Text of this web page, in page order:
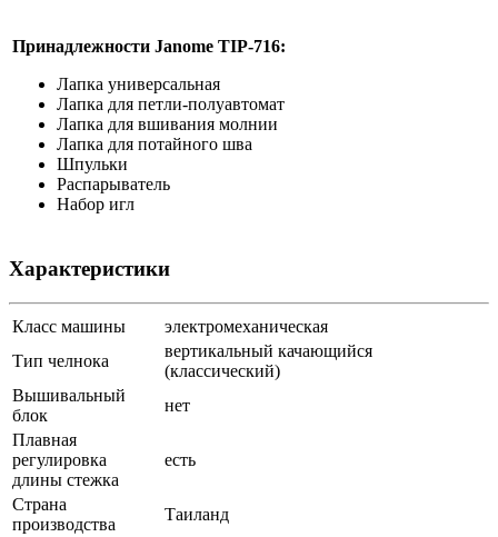
Принадлежности Janome TIP-716:
Лапка универсальная
Лапка для петли-полуавтомат
Лапка для вшивания молнии
Лапка для потайного шва
Шпульки
Распарыватель
Набор игл
Характеристики
Класс машины
электромеханическая
Тип челнока
вертикальный качающийся
(классический)
Вышивальный
блок
нет
Плавная
регулировка
длины стежка
есть
Страна
производства
Таиланд